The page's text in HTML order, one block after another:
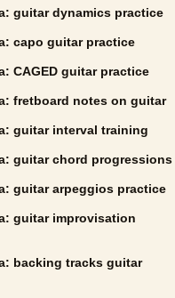
guitar dynamics practice
capo guitar practice
CAGED guitar practice
fretboard notes on guitar
guitar interval training
guitar chord progressions
guitar arpeggios practice
guitar improvisation
backing tracks guitar